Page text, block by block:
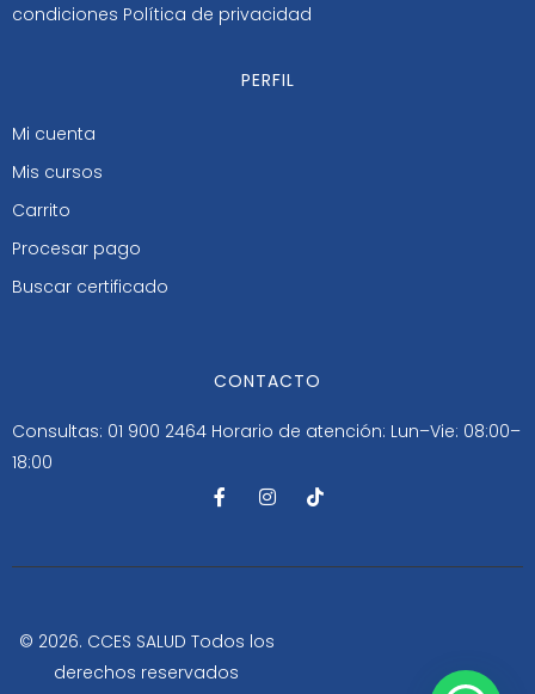
condiciones Política de privacidad
PERFIL
Mi cuenta
Mis cursos
Carrito
Procesar pago
Buscar certificado
CONTACTO
Consultas: 01 900 2464 Horario de atención: Lun–Vie: 08:00–
18:00
F
a
b
-
I
n
a
m
T
i
o
© 2026. CCES SALUD Todos los
derechos reservados